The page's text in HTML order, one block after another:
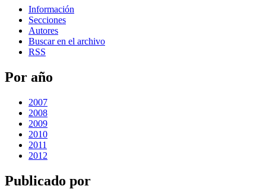
Información
Secciones
Autores
Buscar en el archivo
RSS
Por año
2007
2008
2009
2010
2011
2012
Publicado por